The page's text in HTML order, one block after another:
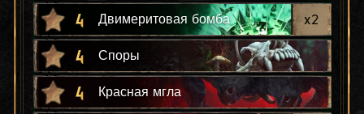
4 Двимеритовая бомба x2
4 Споры
4 Красная мгла